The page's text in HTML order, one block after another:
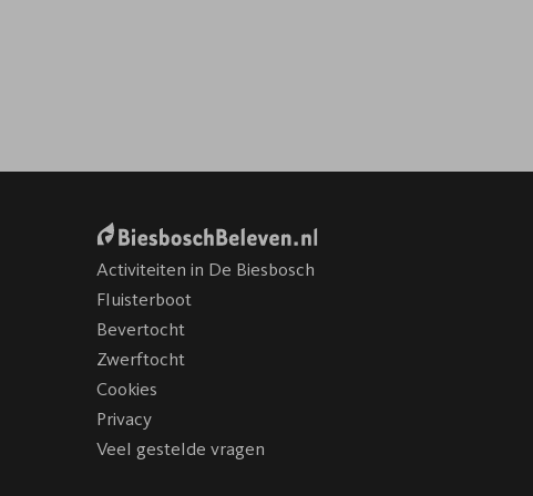
Activiteiten in De Biesbosch
Fluisterboot
Bevertocht
Zwerftocht
Cookies
Privacy
Veel gestelde vragen